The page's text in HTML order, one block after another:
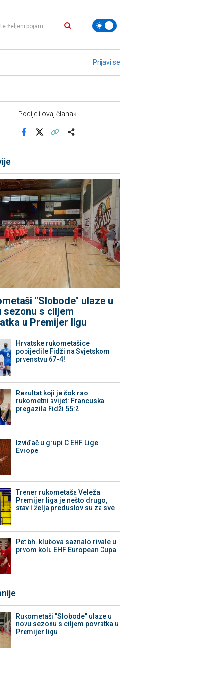
Prijavi se
Podijeli ovaj članak
"Slobode" ulaze u
sezonu s ciljem
u Premijer ligu
Hrvatske rukometašice
pobijedile Fidži na Svjetskom
prvenstvu 67-4!
Rezultat koji je šokirao
rukometni svijet: Francuska
pregazila Fidži 55:2
Izviđač u grupi C EHF Lige
Evrope
Trener rukometaša Veleža:
Premijer liga je nešto drugo,
stav i želja preduslov su za sve
Pet bh. klubova saznalo rivale u
prvom kolu EHF European Cupa
Rukometaši "Slobode" ulaze u
novu sezonu s ciljem povratka u
Premijer ligu